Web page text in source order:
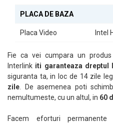
PLACA DE BAZA
Placa Video Intel
Fie ca vei cumpara un
Interlink iti garanteaza dreptul
siguranta ta, in loc de 14 zile
zile . De asemenea poti
nemultumeste, cu un altul, in 60
Facem eforturi